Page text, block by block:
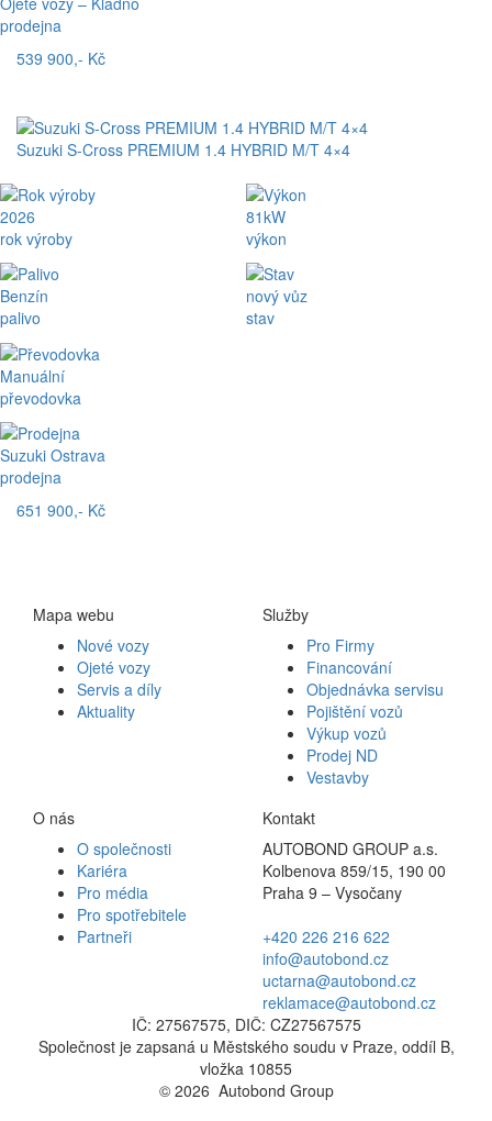
prodejna
539 900,- Kč
Suzuki S-Cross PREMIUM 1.4 HYBRID M/T 4×4
2026
rok výroby
Benzín
palivo
Manuální
převodovka
Suzuki Ostrava
prodejna
81kW
výkon
nový vůz
stav
651 900,- Kč
Mapa webu
Nové vozy
Ojeté vozy
Servis a díly
Aktuality
Služby
Pro Firmy
Financování
Objednávka servisu
Pojištění vozů
Výkup vozů
Prodej ND
Vestavby
O nás
O společnosti
Kariéra
Pro média
Pro spotřebitele
Partneři
Kontakt
AUTOBOND GROUP a.s.
Kolbenova 859/15, 190 00
Praha 9 – Vysočany
+420 226 216 622
info@autobond.cz
uctarna@autobond.cz
reklamace@autobond.cz
IČ: 27567575, DIČ: CZ27567575
Společnost je zapsaná u Městského soudu v Praze, oddíl B,
vložka 10855
© 2026 Autobond Group